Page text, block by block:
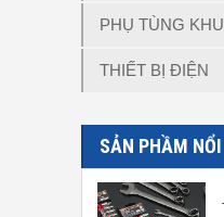
PHỤ TÙNG
THIẾT BỊ ĐIỆN
SẢN PHẦM